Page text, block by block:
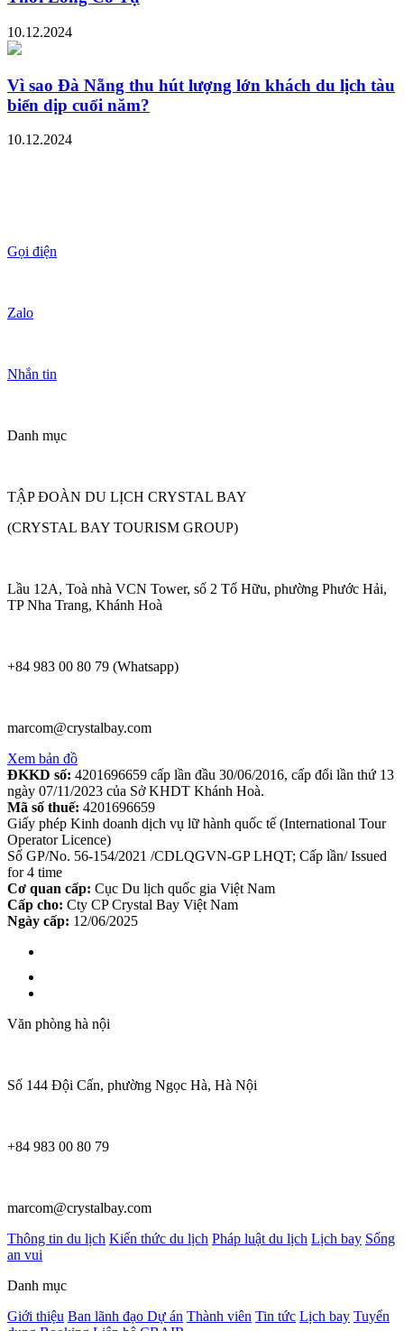
10.12.2024
Vì sao Đà Nẵng thu hút lượng lớn khách du lịch tàu
biển dịp cuối năm?
10.12.2024
Gọi điện
Zalo
Nhắn tin
Danh mục
TẬP ĐOÀN DU LỊCH CRYSTAL BAY
(CRYSTAL BAY TOURISM GROUP)
Lầu 12A, Toà nhà VCN Tower, số 2 Tố Hữu, phường Phước Hải,
TP Nha Trang, Khánh Hoà
+84 983 00 80 79 (Whatsapp)
marcom@crystalbay.com
Xem bản đồ
ĐKKD số: 4201696659 cấp lần đầu 30/06/2016, cấp đổi lần thứ 13
ngày 07/11/2023 của Sở KHDT Khánh Hoà.
Mã số thuế: 4201696659
Giấy phép Kinh doanh dịch vụ lữ hành quốc tế (International Tour
Operator Licence)
Số GP/No. 56-154/2021 /CDLQGVN-GP LHQT; Cấp lần/ Issued
for 4 time
Cơ quan cấp: Cục Du lịch quốc gia Việt Nam
Cấp cho: Cty CP Crystal Bay Việt Nam
Ngày cấp: 12/06/2025
Văn phòng hà nội
Số 144 Đội Cấn, phường Ngọc Hà, Hà Nội
+84 983 00 80 79
marcom@crystalbay.com
Thông tin du lịch Kiến thức du lịch Pháp luật du lịch Lịch bay Sống
an vui
Danh mục
Giới thiệu Ban lãnh đạo Dự án Thành viên Tin tức Lịch bay Tuyển